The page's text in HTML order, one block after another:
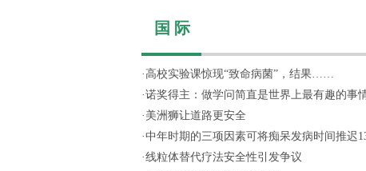
国 际
· 高校实验课惊现“致命病菌”，结果……
·诺奖得主：做学问简直是世界上最有趣的事
· 美洲狮让道路更安全
·中年时期的三项因素可将痴呆发病时间推迟
·线粒体替代疗法安全性引发争议